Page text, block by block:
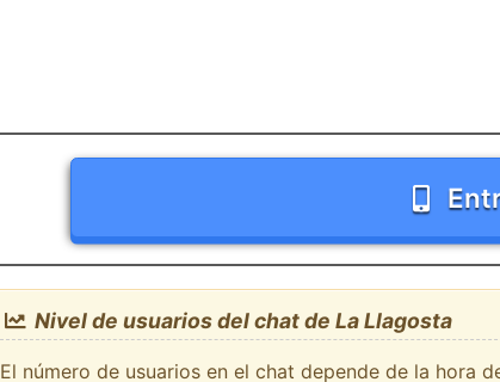
Nivel de usuarios del chat de La Llagosta
El número de usuarios en el chat depende de la hora